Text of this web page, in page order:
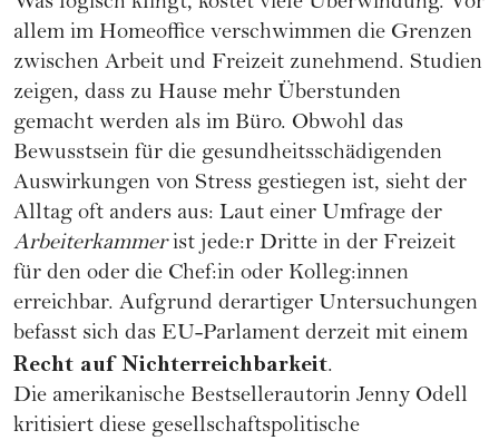
allem im Homeoffice verschwimmen die Grenzen
zwischen Arbeit und Freizeit zunehmend. Studien
zeigen, dass zu Hause mehr Überstunden
gemacht werden als im Büro. Obwohl das
Bewusstsein für die gesundheitsschädigenden
Auswirkungen von Stress gestiegen ist, sieht der
Alltag oft anders aus: Laut einer Umfrage der
Arbeiterkammerist jede:r Dritte in der Freizeit
für den oder die Chef:in oder Kolleg:innen
erreichbar. Aufgrund derartiger Untersuchungen
befasst sich das EU-Parlament derzeit mit einem
Recht auf Nichterreichbarkeit.
Die amerikanische Bestsellerautorin Jenny Odell
kritisiert diese gesellschaftspolitische